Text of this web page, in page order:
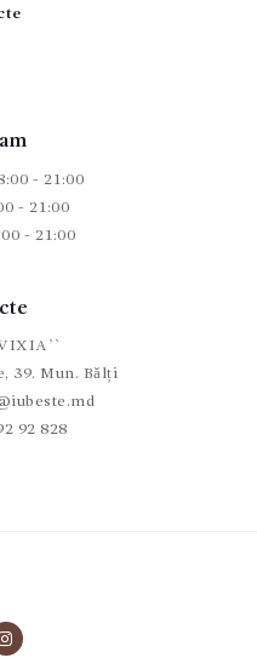
- 21:00
- 21:00
- 21:00
39. Mun. Bălți
92 828